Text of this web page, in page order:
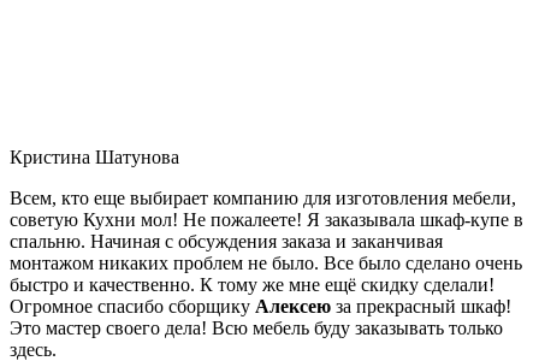
Кристина Шатунова
Всем, кто еще выбирает компанию для изготовления мебели,
советую Кухни мол! Не пожалеете! Я заказывала шкаф-купе в
спальню. Начиная с обсуждения заказа и заканчивая
монтажом никаких проблем не было. Все было сделано очень
быстро и качественно. К тому же мне ещё скидку сделали!
Огромное спасибо сборщику Алексею за прекрасный шкаф!
Это мастер своего дела! Всю мебель буду заказывать только
здесь.